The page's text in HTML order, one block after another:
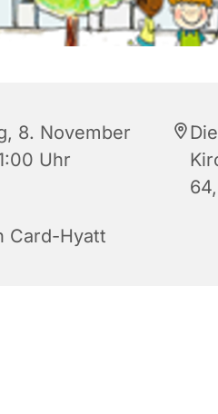
8. November
Uhr
Card-Hyatt